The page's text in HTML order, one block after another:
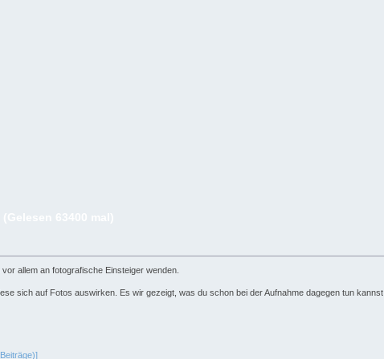
allem an fotografische Einsteiger wenden.
sich auf Fotos auswirken. Es wir gezeigt, was du schon bei der Aufnahme dagegen tun kannst.